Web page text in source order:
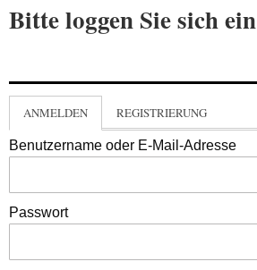
Bitte loggen Sie sich ein
ANMELDEN REGISTRIERUNG
Benutzername oder E-Mail-Adresse
Passwort